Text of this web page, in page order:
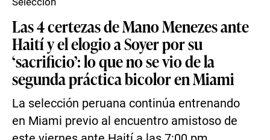
Las 4 certezas de Mano Menezes ante
Haití y el elogio a Soyer por su
‘sacrificio’: lo que no se vio de la
segunda práctica bicolor en Miami
La selección peruana continúa entrenando
en Miami previo al encuentro amistoso de